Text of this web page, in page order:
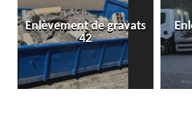
Enlèvement de gravats
42